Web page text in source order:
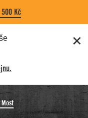
Kč
Most